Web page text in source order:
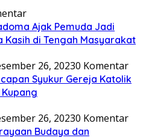
Ajak Pemuda Jadi
Kasih di Tengah Masyarakat
26, 20230 Komentar
Syukur Gereja Katolik
26, 20230 Komentar
Budaya dan